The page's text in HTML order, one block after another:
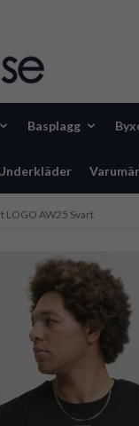
Basplagg
LOGO AW25 Svart